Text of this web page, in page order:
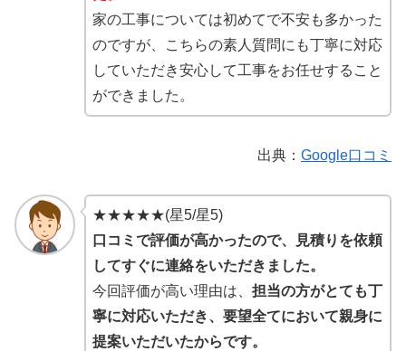
家の工事については初めてで不安も多かった
のですが、こちらの素人質問にも丁寧に対応
していただき安心して工事をお任せすること
ができました。
出典： Google口コミ
★★★★★(星5/星5)
口コミで評価が高かったので、見積りを依頼
してすぐに連絡をいただきました。
今回評価が高い理由は、 担当の方がとても丁
寧に対応いただき、要望全てにおいて親身に
提案いただいたからです。